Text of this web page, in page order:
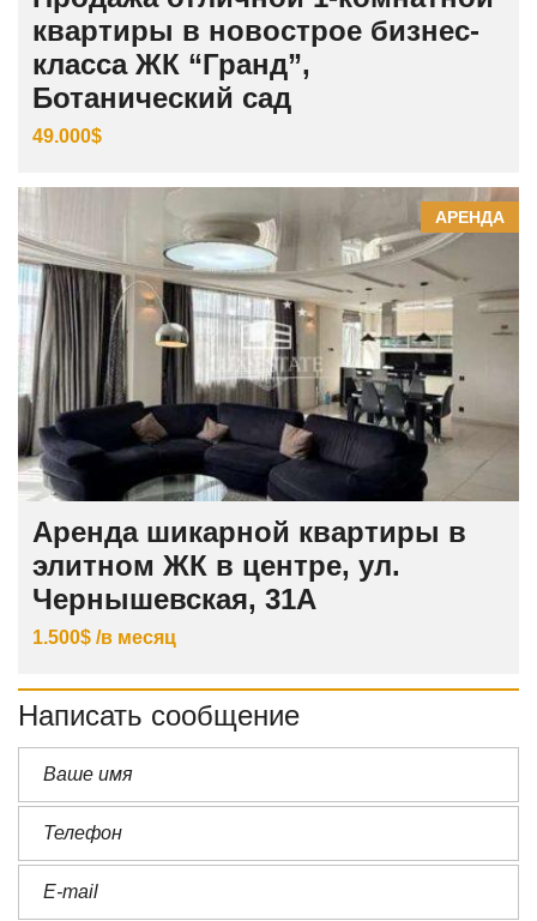
квартиры в новострое бизнес-
класса ЖК “Гранд”,
Ботанический сад
49.000$
АРЕНДА
Аренда шикарной квартиры в
элитном ЖК в центре, ул.
Чернышевская, 31А
1.500$ /в месяц
Написать сообщение